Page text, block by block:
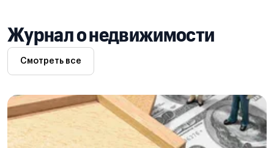
Журнал о недвижимости
Смотреть все